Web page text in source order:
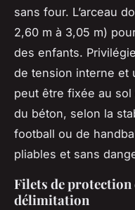
sans four. L’arceau
2,60 m à 3,05 m)
des enfants.
de tension interne et
peut être fixée au
du béton, selon la
football ou de
pliables et sans
Filets de protection
délimitation